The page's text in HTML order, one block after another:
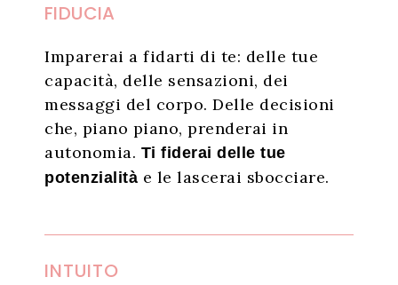
FIDUCIA
Imparerai a fidarti di te: delle tue
capacità, delle sensazioni, dei
messaggi del corpo. Delle decisioni
che, piano piano, prenderai in
autonomia. Ti fiderai delle tue
potenzialità e le lascerai sbocciare.
INTUITO